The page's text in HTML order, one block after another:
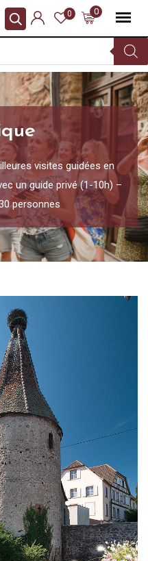
0
0
visites guidées en
un guide privé (1-10h) –
personnes